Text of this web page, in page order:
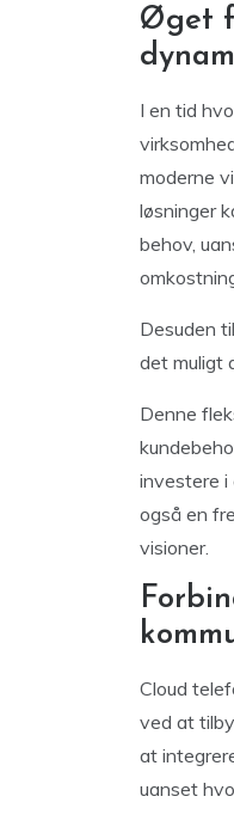
Øget
I en tid
moderne
løsninger
behov,
Desuden
det muligt
Denne
investere i
også en
visioner.
Cloud
ved at
at
uanset